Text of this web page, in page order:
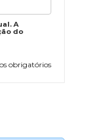
A
do
obrigatórios